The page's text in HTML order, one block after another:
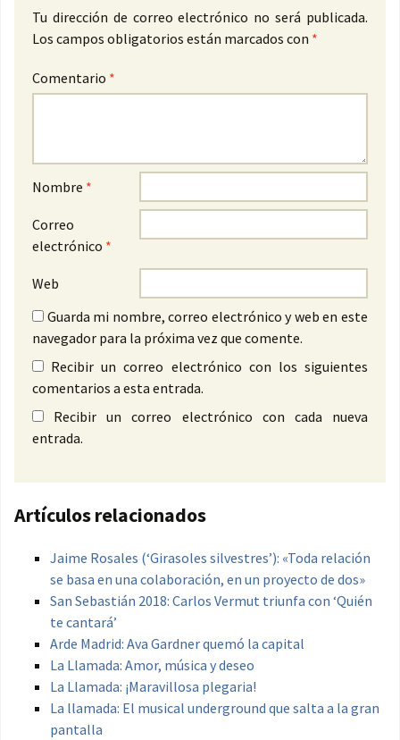
Tu dirección de correo electrónico no será publicada.
Los campos obligatorios están marcados con *
Comentario *
Nombre *
Correo
electrónico *
Web
Guarda mi nombre, correo electrónico y web en este
navegador para la próxima vez que comente.
Recibir un correo electrónico con los siguientes
comentarios a esta entrada.
Recibir un correo electrónico con cada nueva
entrada.
Artículos relacionados
Jaime Rosales (‘Girasoles silvestres’): «Toda relación
se basa en una colaboración, en un proyecto de dos»
San Sebastián 2018: Carlos Vermut triunfa con ‘Quién
te cantará’
Arde Madrid: Ava Gardner quemó la capital
La Llamada: Amor, música y deseo
La Llamada: ¡Maravillosa plegaria!
La llamada: El musical underground que salta a la gran
pantalla